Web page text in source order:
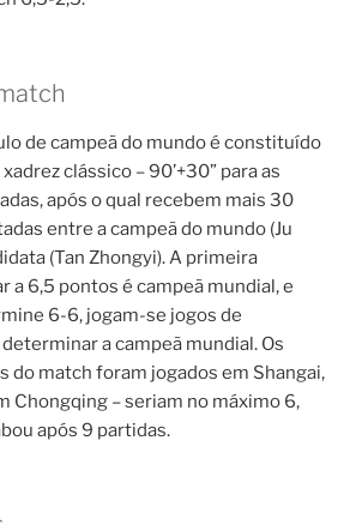
de campeã do mundo é constituído
clássico – 90’+30” para as
após o qual recebem mais 30
entre a campeã do mundo (Ju
(Tan Zhongyi). A primeira
a 6,5 pontos é campeã mundial, e
6-6, jogam-se jogos de
a campeã mundial. Os
do match foram jogados em Shangai,
Chongqing – seriam no máximo 6,
após 9 partidas.